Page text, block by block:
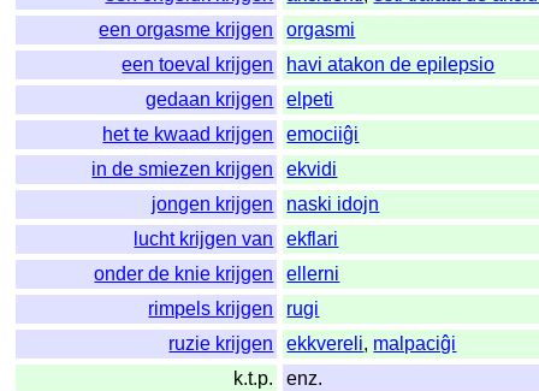
een orgasme krijgen
orgasmi
een toeval krijgen
havi atakon de epilepsio
gedaan krijgen
elpeti
het te kwaad krijgen
emociiĝi
in de smiezen krijgen
ekvidi
jongen krijgen
naski idojn
lucht krijgen van
ekflari
onder de knie krijgen
ellerni
rimpels krijgen
rugi
ruzie krijgen
ekkvereli, malpaciĝi
k.t.p.
enz.